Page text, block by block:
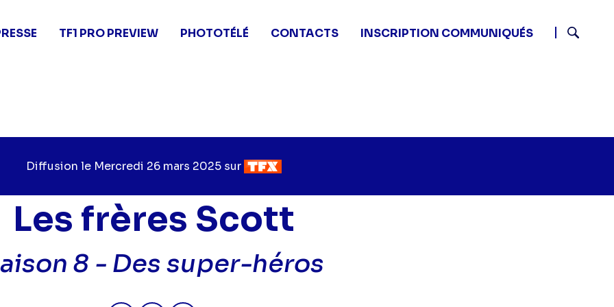
TF1 PRO PREVIEW PHOTOTÉLÉ CONTACTS
INSCRIPTION COMMUNIQUÉS
Diffusion le Jour
diffusion
Mercredi 26 mars 2025sur Chaîne
diffusion
Les frères Scott
8 - Des super-héros